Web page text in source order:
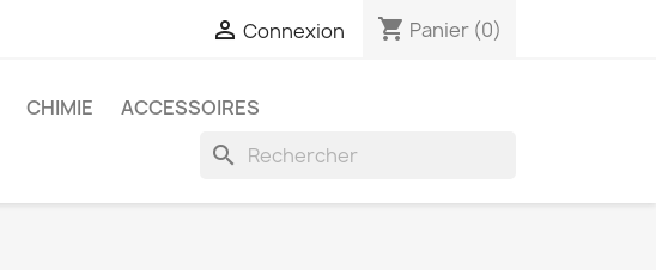
 Connexion shopping_cart Panier (0)
CHIMIE ACCESSOIRES
search